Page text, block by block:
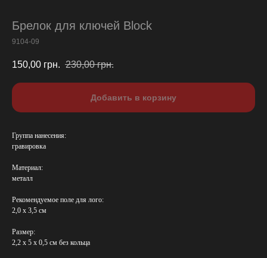
Брелок для ключей Block
9104-09
150,00 грн. 230,00 грн.
Добавить в корзину
Группа нанесения:
гравировка
Материал:
металл
Рекомендуемое поле для лого:
2,0 х 3,5 см
Размер:
2,2 х 5 х 0,5 см без кольца